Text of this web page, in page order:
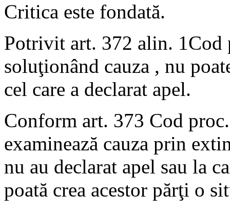
Critica este fondată.
Potrivit art. 372 alin. 1Cod
soluţionând cauza , nu
cel care a declarat apel.
Conform art. 373 Cod
examinează cauza prin
nu au declarat apel sau la
poată crea acestor părţi o